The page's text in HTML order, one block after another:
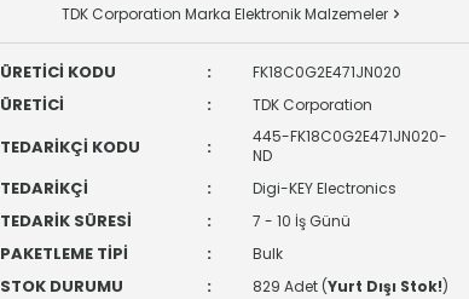
TDK Corporation Marka Elektronik Malzemeler
ÜRETİCİ KODU : FK18C0G2E471JN020
ÜRETİCİ : TDK Corporation
TEDARİKÇİ KODU :
445-FK18C0G2E471JN020-
ND
TEDARİKÇİ : Digi-KEY Electronics
TEDARİK SÜRESİ : 7 - 10 İş Günü
PAKETLEME TİPİ : Bulk
STOK DURUMU : 829 Adet (Yurt Dışı Stok!)